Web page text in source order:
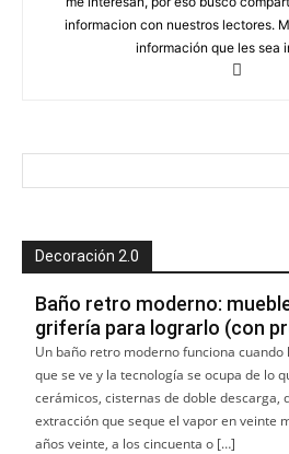
informacion con nuestros lectores.
información que les sea
Decoración 2.0
Baño retro moderno:
grifería para lograrlo (con
Un baño retro moderno funciona cuando
que se ve y la tecnología se ocupa de lo
cerámicos, cisternas de doble descarga,
extracción que seque el vapor en veinte
años veinte, a los cincuenta o […]